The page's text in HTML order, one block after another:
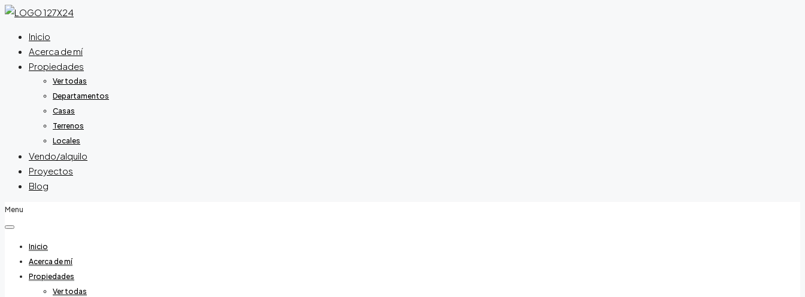
Inicio
Acerca de mí
Propiedades
Ver todas
Departamentos
Casas
Terrenos
Locales
Vendo/alquilo
Proyectos
Blog
Menu
Inicio
Acerca de mí
Propiedades
Ver todas